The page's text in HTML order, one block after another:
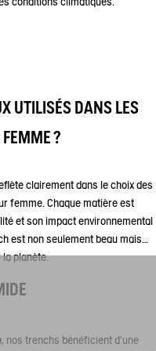
UTILISÉS DANS LES
?
clairement dans le choix des
femme. Chaque matière est
et son impact environnemental
est non seulement beau mais
la planète.
, nos trenchs bénéficient d'une